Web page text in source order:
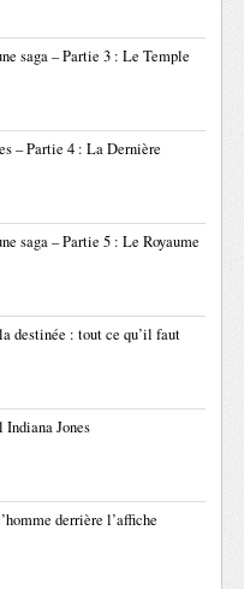
saga – Partie 3 : Le Temple
– Partie 4 : La Dernière
saga – Partie 5 : Le Royaume
destinée : tout ce qu’il faut
Indiana Jones
derrière l’affiche